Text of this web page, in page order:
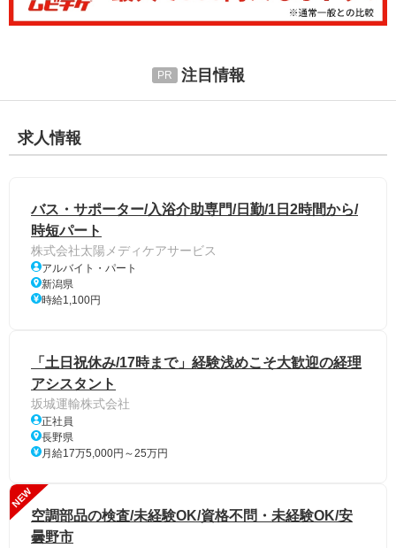
注目情報
求人情報
バス・サポーター/入浴介助専門/日勤/1日2時間から/
時短パート
株式会社太陽メディケアサービス
アルバイト・パート
新潟県
時給1,100円
「土日祝休み/17時まで」経験浅めこそ大歓迎の経理
アシスタント
坂城運輸株式会社
正社員
長野県
月給17万5,000円～25万円
NEW
空調部品の検査/未経験OK/資格不問・未経験OK/安
曇野市